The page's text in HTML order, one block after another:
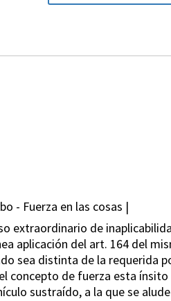
- Fuerza en las cosas |
extraordinario de
aplicación del art. 164 del
sea distinta de la requerida
concepto de fuerza esta
sustraído, a la que se